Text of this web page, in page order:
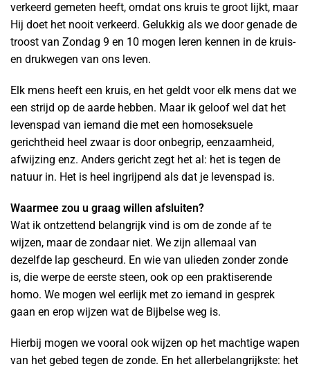
verkeerd gemeten heeft, omdat ons kruis te groot lijkt, maar
Hij doet het nooit verkeerd. Gelukkig als we door genade de
troost van Zondag 9 en 10 mogen leren kennen in de kruis-
en drukwegen van ons leven.
Elk mens heeft een kruis, en het geldt voor elk mens dat we
een strijd op de aarde hebben. Maar ik geloof wel dat het
levenspad van iemand die met een homoseksuele
gerichtheid heel zwaar is door onbegrip, eenzaamheid,
afwijzing enz. Anders gericht zegt het al: het is tegen de
natuur in. Het is heel ingrijpend als dat je levenspad is.
Waarmee zou u graag willen afsluiten?
Wat ik ontzettend belangrijk vind is om de zonde af te
wijzen, maar de zondaar niet. We zijn allemaal van
dezelfde lap gescheurd. En wie van ulieden zonder zonde
is, die werpe de eerste steen, ook op een praktiserende
homo. We mogen wel eerlijk met zo iemand in gesprek
gaan en erop wijzen wat de Bijbelse weg is.
Hierbij mogen we vooral ook wijzen op het machtige wapen
van het gebed tegen de zonde. En het allerbelangrijkste: het